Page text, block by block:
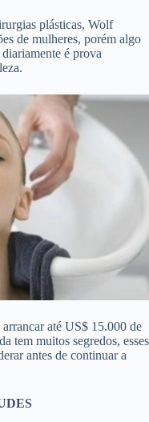
plásticas, Wolf
de mulheres, porém algo
é prova
arrancar até US$ 15.000 de
tem muitos segredos, esses
antes de continuar a